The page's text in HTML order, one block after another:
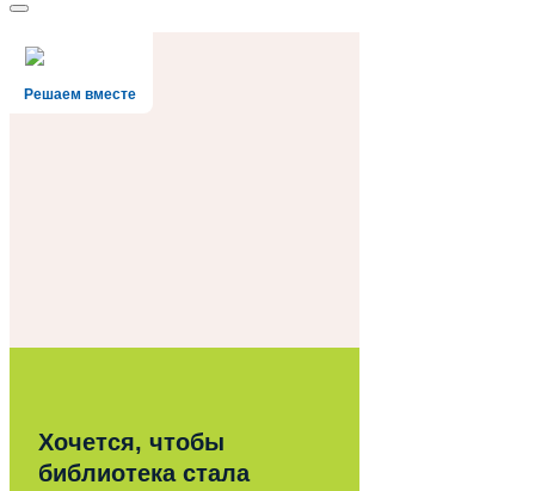
Решаем вместе
Хочется, чтобы
библиотека стала